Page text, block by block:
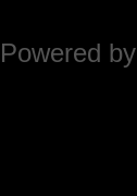
Powered by